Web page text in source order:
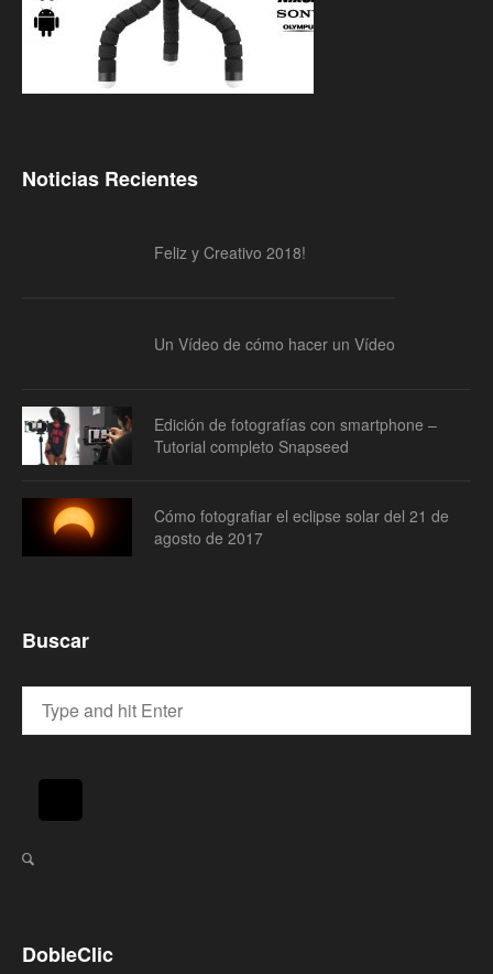
Noticias Recientes
Feliz y Creativo 2018!
Un Vídeo de cómo hacer un Vídeo
Edición de fotografías con smartphone –
Tutorial completo Snapseed
Cómo fotografiar el eclipse solar del 21 de
agosto de 2017
Buscar
DobleClic